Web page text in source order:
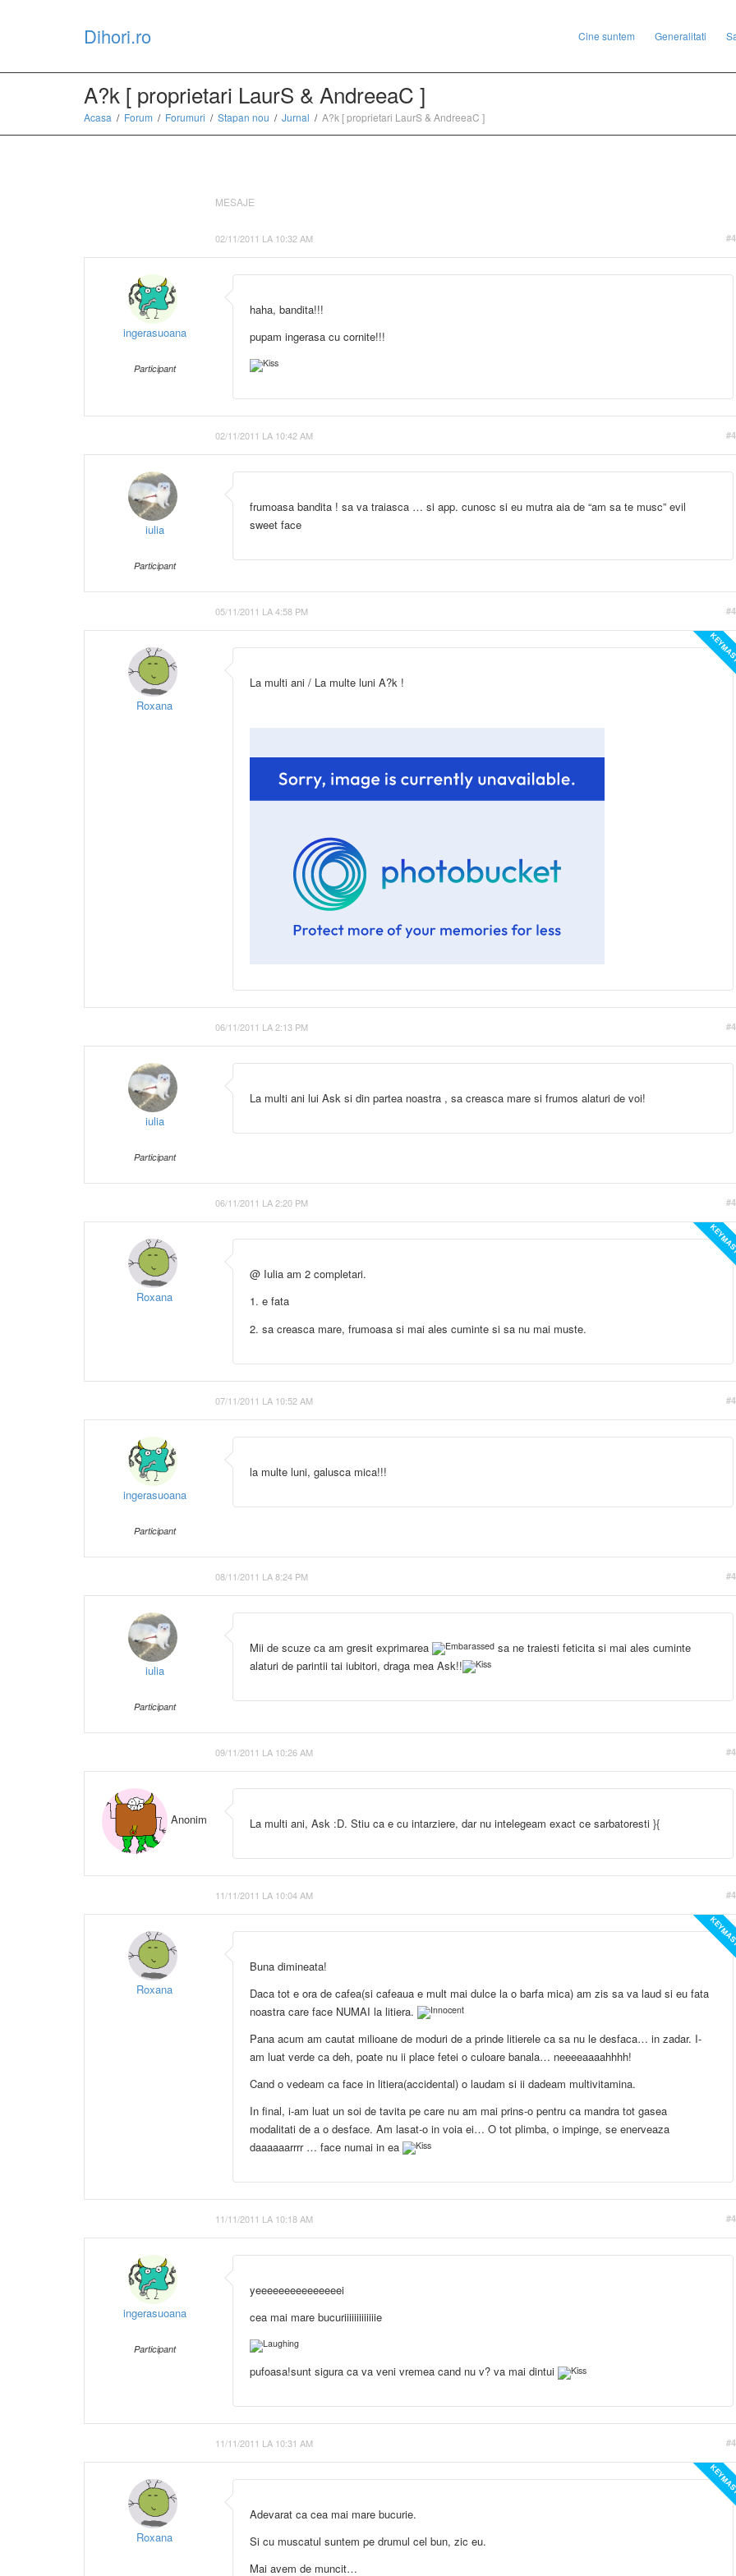
Dihori.ro Cine suntem Generalitati
A?k [ proprietari LaurS & AndreeaC ]
Acasa Forum Forumuri Stapan nou Jurnal A?k [ proprietari LaurS & AndreeaC ]
MESAJE
02/11/2011 LA 10:32 AM
ingerasuoana
Participant
haha, bandita!!!
pupam ingerasa cu cornite!!!
02/11/2011 LA 10:42 AM
iulia
Participant
frumoasa bandita ! sa va traiasca … si app. cunosc si eu mutra aia de “am sa te musc” evil
sweet face
05/11/2011 LA 4:58 PM
Roxana
La multi ani / La multe luni A?k !
06/11/2011 LA 2:13 PM
iulia
Participant
La multi ani lui Ask si din partea noastra , sa creasca mare si frumos alaturi de voi!
06/11/2011 LA 2:20 PM
Roxana
@ Iulia am 2 completari.
1. e fata
2. sa creasca mare, frumoasa si mai ales cuminte si sa nu mai muste.
07/11/2011 LA 10:52 AM
ingerasuoana
Participant
la multe luni, galusca mica!!!
08/11/2011 LA 8:24 PM
iulia
Participant
Mii de scuze ca am gresit exprimarea
sa ne traiesti feticita si mai ales cuminte
alaturi de parintii tai iubitori, draga mea Ask!!
09/11/2011 LA 10:26 AM
Anonim La multi ani, Ask :D. Stiu ca e cu intarziere, dar nu intelegeam exact ce sarbatoresti }{
11/11/2011 LA 10:04 AM
Roxana
Buna dimineata!
Daca tot e ora de cafea(si cafeaua e mult mai dulce la o barfa mica) am zis sa va laud si eu fata
noastra care face NUMAI la litiera.
Pana acum am cautat milioane de moduri de a prinde litierele ca sa nu le desfaca… in zadar. I-
am luat verde ca deh, poate nu ii place fetei o culoare banala… neeeeaaaahhhh!
Cand o vedeam ca face in litiera(accidental) o laudam si ii dadeam multivitamina.
In final, i-am luat un soi de tavita pe care nu am mai prins-o pentru ca mandra tot gasea
modalitati de a o desface. Am lasat-o in voia ei… O tot plimba, o impinge, se enerveaza
daaaaaarrrr … face numai in ea
11/11/2011 LA 10:18 AM
ingerasuoana
Participant
yeeeeeeeeeeeeeeei
cea mai mare bucuriiiiiiiiiiiiie
pufoasa!sunt sigura ca va veni vremea cand nu v? va mai dintui
11/11/2011 LA 10:31 AM
Roxana
Adevarat ca cea mai mare bucurie.
Si cu muscatul suntem pe drumul cel bun, zic eu.
Mai avem de muncit…